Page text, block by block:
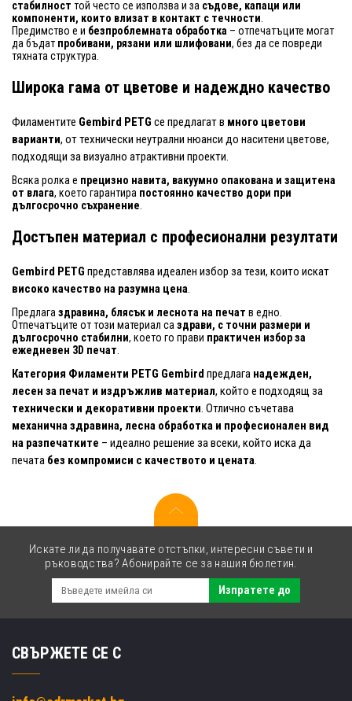
стабилност той често се използва и за съдове, капаци или
компоненти, които влизат в контакт с течности
Предимство е и безпроблемната обработка – отпечатъците могат
да бъдат пробивани, рязани или шлифовани, без да се повреди
тяхната структура.
Широка гама от цветове и надеждно качество
Филаментите Gembird PETG се предлагат в много цветови
варианти, от технически неутрални нюанси до наситени цветове,
подходящи за визуално атрактивни проекти.
Всяка ролка е прецизно навита, вакуумно опакована и защитена
от влага, което гарантира постоянно качество дори при
дългосрочно съхранение
Достъпен материал с професионални резултати
Gembird PETG представлява идеален избор за тези, които искат
високо качество на разумна цена.
Предлага здравина, блясък и леснота на печат в едно.
Отпечатъците от този материал са здрави, с точни размери и
дългосрочно стабилни, което го прави практичен избор за
ежедневен 3D печат
Категория Филаменти PETG Gembird предлага надежден,
лесен за печат и издръжлив материал, който е подходящ за
технически и декоративни проекти. Отлично съчетава
механична здравина, лесна обработка и професионален вид
на разпечатките – идеално решение за всеки, който иска да
печата без компромиси с качеството и цената.
Искате ли да получавате отстъпки, интересни съвети и
ръководства? Абонирайте се за нашия бюлетин.
Изпратете до
СВЪРЖЕТЕ СЕ С